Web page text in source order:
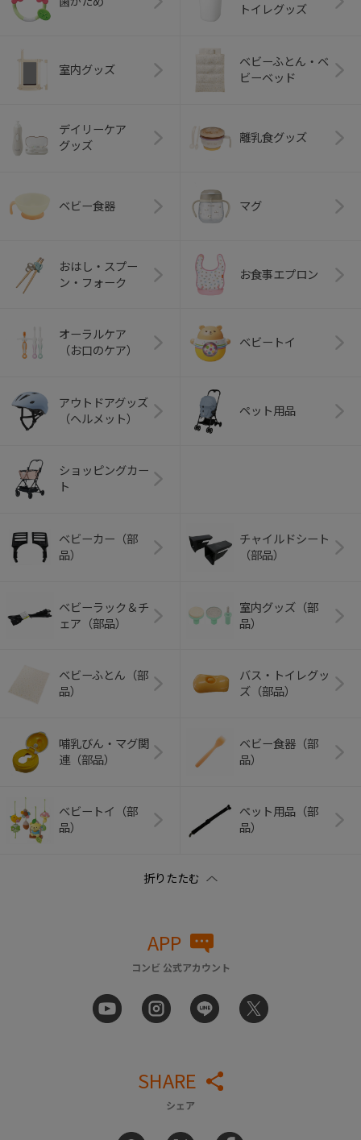
トイレグッズ
室内グッズ
ベビーふとん・ベ
ビーベッド
デイリーケア
グッズ
離乳食グッズ
ベビー食器 マグ
おはし・スプー
ン・フォーク
お食事エプロン
オーラルケア
（お口のケア）
ベビートイ
アウトドアグッズ
（ヘルメット）
ペット用品
ショッピングカー
ト
ベビーカー（部
品）
チャイルドシート
（部品）
ベビーラック＆チ
ェア（部品）
室内グッズ（部
品）
ベビーふとん（部
品）
バス・トイレグッ
ズ（部品）
哺乳びん・マグ関
連（部品）
ベビー食器（部
品）
ベビートイ（部
品）
ペット用品（部
品）
APP
コンビ 公式アカウント
SHARE
シェア